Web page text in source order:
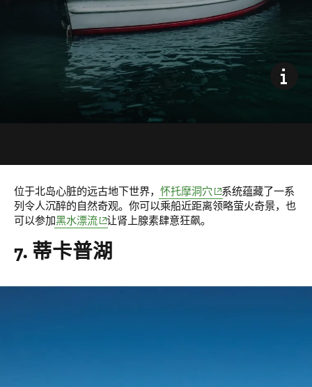
位于北岛心脏的远古地下世界， 怀托摩洞穴 (opens in new window)
系统蕴藏了一系
列令人沉醉的自然奇观。你可以乘船近距离领略萤火奇景，也
可以参加黑水漂流(opens in new window)
让肾上腺素肆意狂飙。
7. 蒂卡普湖